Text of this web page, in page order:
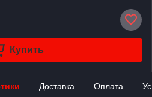
Купить
Доставка Оплата